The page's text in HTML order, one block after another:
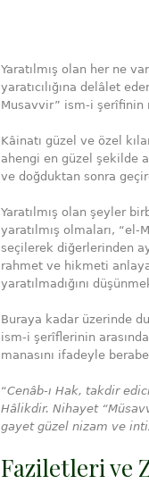
Yaratılmış olan her ne
yaratıcılığına delâlet
Musavvir” ism-i şerîfinin
Kâinatı güzel ve özel
ahengi en güzel şekilde
ve doğduktan sonra
Yaratılmış olan şeyler
yaratılmış olmaları,
seçilerek diğerlerinden
rahmet ve hikmeti
yaratılmadığını
Buraya kadar üzerinde
ism-i şerîflerinin
manasını ifadeyle
“Cenâb-ı Hak, takdir
Hâlikdir. Nihayet
gayet güzel nizam ve
Faziletleri ve